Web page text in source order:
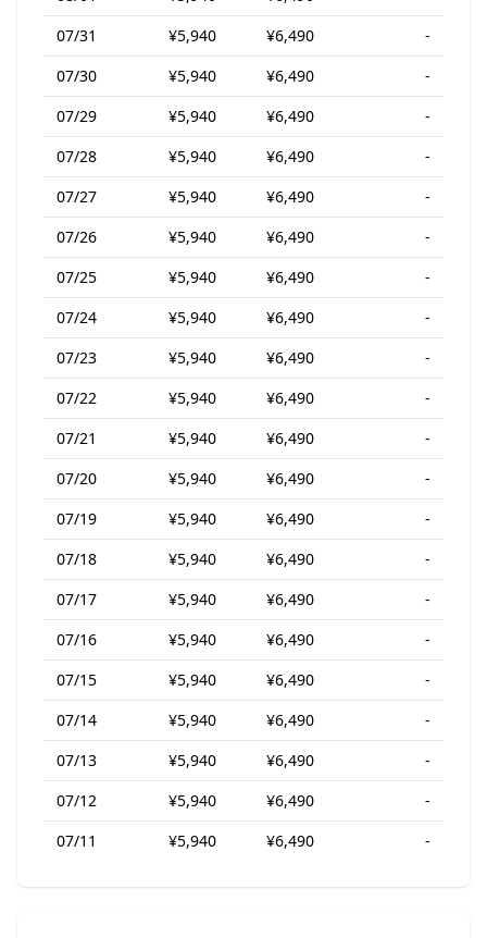
07/31
¥5,940 ¥6,490
-
07/30
¥5,940 ¥6,490
-
07/29
¥5,940 ¥6,490
-
07/28
¥5,940 ¥6,490
-
07/27
¥5,940 ¥6,490
-
07/26
¥5,940 ¥6,490
-
07/25
¥5,940 ¥6,490
-
07/24
¥5,940 ¥6,490
-
07/23
¥5,940 ¥6,490
-
07/22
¥5,940 ¥6,490
-
07/21
¥5,940 ¥6,490
-
07/20
¥5,940 ¥6,490
-
07/19
¥5,940 ¥6,490
-
07/18
¥5,940 ¥6,490
-
07/17
¥5,940 ¥6,490
-
07/16
¥5,940 ¥6,490
-
07/15
¥5,940 ¥6,490
-
07/14
¥5,940 ¥6,490
-
07/13
¥5,940 ¥6,490
-
07/12
¥5,940 ¥6,490
-
07/11
¥5,940 ¥6,490 -